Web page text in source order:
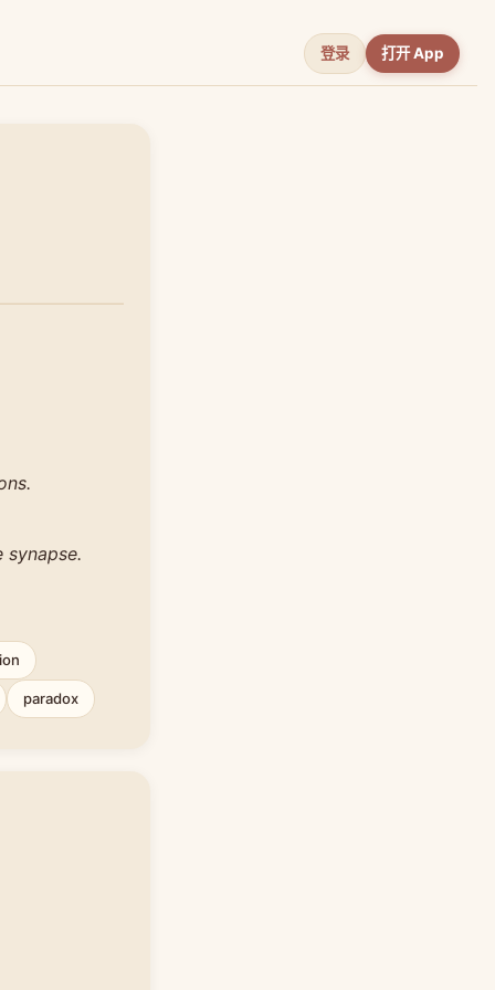
登录 打开 App
paradox